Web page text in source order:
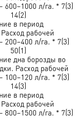
л/га. * 7(3)
14(2)
в период
рабочей
л/га. * 7(3)
50(1)
дна борозды во
Расход рабочей
л/га. * 7(3)
14(3)
в период
рабочей
л/га. * 7(3)